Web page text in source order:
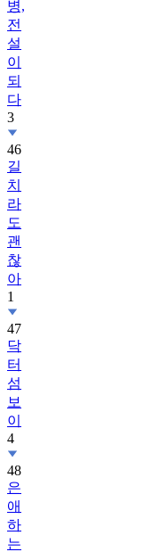
병,
전
설
이
되
다
3
46
길
치
라
도
괜
찮
아
1
47
닥
터
섬
보
이
4
48
은
애
하
는